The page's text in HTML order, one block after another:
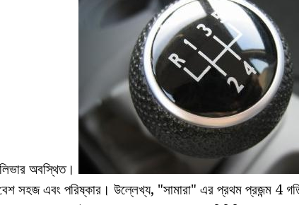
অবস্থিত।
সহজ এবং পরিষ্কার। উল্লেখ্য, "সামারা" এর প্রথম প্রজন্ম 4